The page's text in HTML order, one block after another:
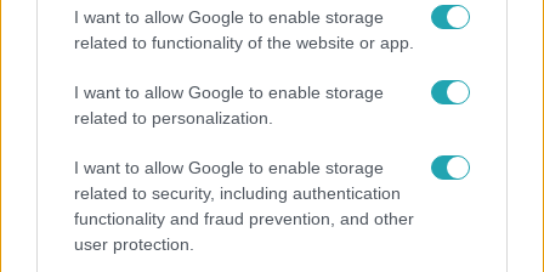
I want to allow Google to enable storage
related to functionality of the website or app.
I want to allow Google to enable storage
related to personalization.
I want to allow Google to enable storage
related to security, including authentication
functionality and fraud prevention, and other
user protection.
Baleset-bűnügy
2023. március 11. 17:10
Brutális képek az M1-esen történt
tömegkarambolról, többen életveszélyesen